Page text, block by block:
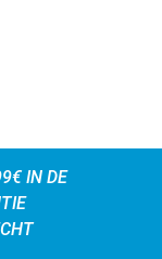
IN DE